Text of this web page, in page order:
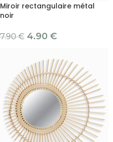
Miroir rectangulaire métal
noir
7.90€ 4.90 €